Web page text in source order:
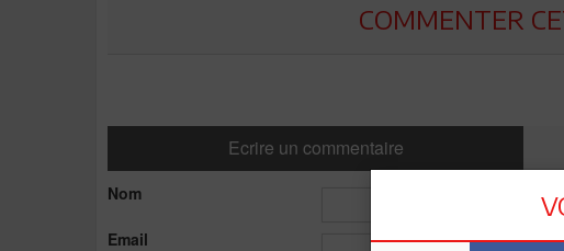
COMMENTER
Ecrire un commentaire
Nom
Email